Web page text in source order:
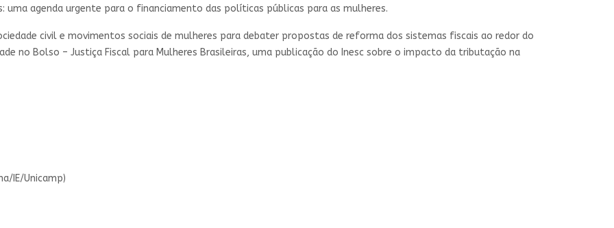
agenda urgente para o financiamento das políticas públicas para as mulheres.
civil e movimentos sociais de mulheres para debater propostas de reforma dos sistemas fiscais ao redor do
no Bolso – Justiça Fiscal para Mulheres Brasileiras, uma publicação do Inesc sobre o impacto da tributação na
IE/Unicamp)